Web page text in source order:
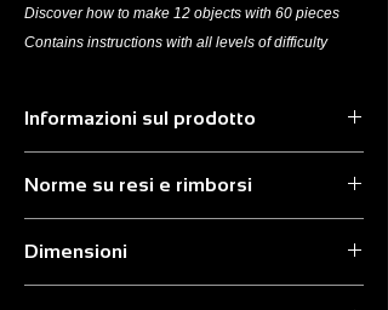
Discover how to make 12 objects with 60 pieces
Contains instructions with all levels of difficulty
Informazioni sul prodotto
i pezzi ad incastro si sperimenta lo spirito di
squadra per realizzare costruzioni sempre
con i nostri moduli ad incastro. Con incastro
Norme su resi e rimborsi
di recesso, sara’ attivato dal Venditore nel
minore tempo possibile e comunque entro
Dimensioni